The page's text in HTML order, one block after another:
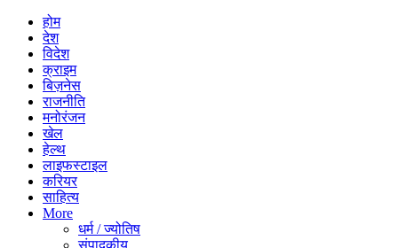
होम
देश
विदेश
क्राइम
बिज़नेस
राजनीति
मनोरंजन
खेल
हेल्थ
लाइफस्टाइल
करियर
साहित्य
More
धर्म / ज्योतिष
संपादकीय